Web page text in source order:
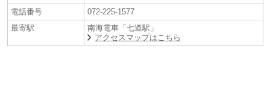
電話番号
072-225-1577
最寄駅
南海電車「七道駅」
アクセスマップはこちら